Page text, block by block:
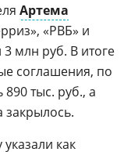
Артема
«РВБ» и
млн руб. В итоге
соглашения, по
тыс. руб., а
как